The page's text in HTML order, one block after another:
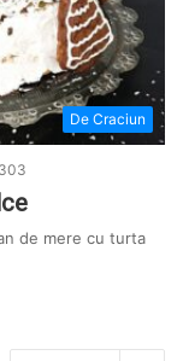
De Craciun
303
de mere cu turta